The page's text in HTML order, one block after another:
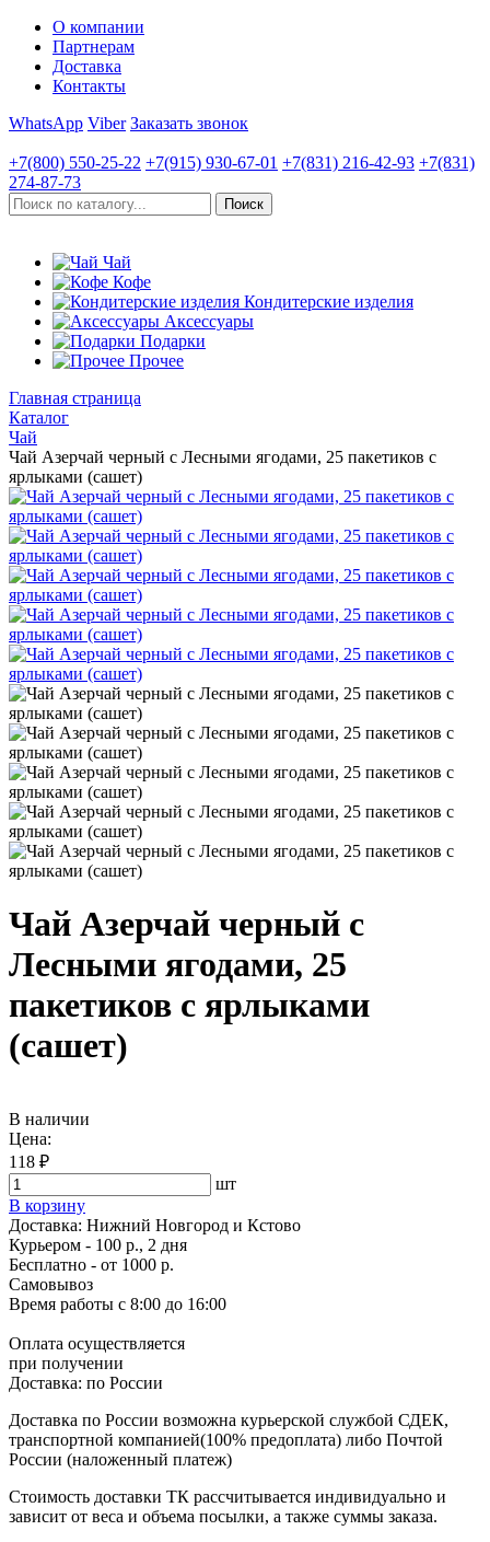
О компании
Партнерам
Доставка
Контакты
WhatsApp Viber Заказать звонок
+7(800) 550-25-22 +7(915) 930-67-01 +7(831) 216-42-93 +7(831)
274-87-73
Чай
Кофе
Кондитерские изделия
Аксессуары
Подарки
Прочее
Главная страница
Каталог
Чай
Чай Азерчай черный с Лесными ягодами, 25 пакетиков с
ярлыками (сашет)
Чай Азерчай черный с
Лесными ягодами, 25
пакетиков с ярлыками
(сашет)
В наличии
Цена:
118 ₽
шт
В корзину
Доставка: Нижний Новгород и Кстово
Курьером - 100 р., 2 дня
Бесплатно - от 1000 р.
Самовывоз
Время работы с 8:00 до 16:00
Оплата осуществляется
при получении
Доставка: по России
Доставка по России возможна курьерской службой СДЕК,
транспортной компанией(100% предоплата) либо Почтой
России (наложенный платеж)
Стоимость доставки ТК рассчитывается индивидуально и
зависит от веса и объема посылки, а также суммы заказа.